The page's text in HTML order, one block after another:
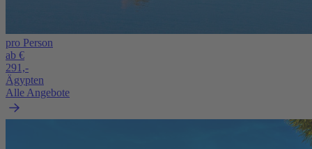
pro Person
ab €
291,-
Ägypten
Alle Angebote